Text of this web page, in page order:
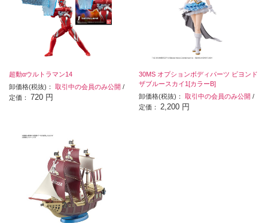
超動αウルトラマン14
卸価格(税抜)： 取引中の会員のみ公開 /
定価： 720 円
30MS オプションボディパーツ ビヨンド
ザブルースカイ1[カラーB]
卸価格(税抜)：取引中の会員のみ公開 /
定価： 2,200 円